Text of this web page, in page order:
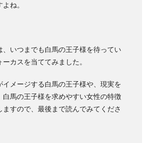
ね。
、いつまでも白馬の王子様を待ってい
カスを当ててみました。
イメージする白馬の王子様や、現実を
白馬の王子様を求めやすい女性の特徴
ますので、最後まで読んでみてくださ